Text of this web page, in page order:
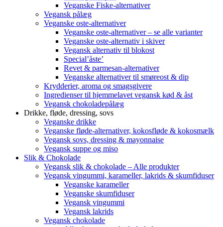
Veganske Fiske-alternativer
Vegansk pålæg
Veganske oste-alternativer
Veganske oste-alternativer – se alle varianter
Veganske oste-alternativ i skiver
Vegansk alternativ til blokost
Special’åste’
Revet & parmesan-alternativer
Veganske alternativer til smøreost & dip
Krydderier, aroma og smagsgivere
Ingredienser til hjemmelavet vegansk kød & åst
Vegansk chokoladepålæg
Drikke, fløde, dressing, sovs
Veganske drikke
Veganske fløde-alternativer, kokosfløde & kokosmælk
Vegansk sovs, dressing & mayonnaise
Vegansk suppe og miso
Slik & Chokolade
Vegansk slik & chokolade – Alle produkter
Vegansk vingummi, karameller, lakrids & skumfiduser
Veganske karameller
Veganske skumfiduser
Vegansk vingummi
Vegansk lakrids
Vegansk chokolade